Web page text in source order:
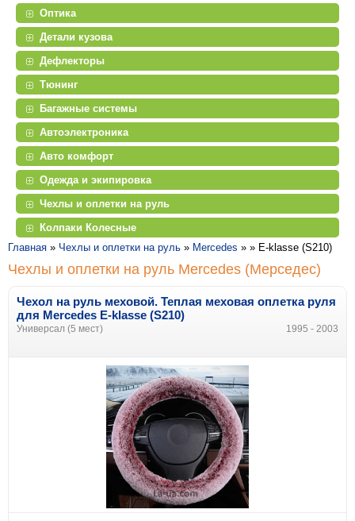
Оптика
Детали кузова
Дефлекторы
Тюнинг
Багажные системы
Автоэлектроника
Авто комфорт
Одежда и экипировка
Чехлы и оплетки на руль
Колпаки Колесные
Главная » Чехлы и оплетки на руль » Mercedes » » E-klasse (S210)
Чехлы и оплетки на руль Mercedes (Мерседес)
Чехол на руль меховой. Теплая меховая оплетка руля
для Mercedes E-klasse (S210)
Универсал (5 мест) 1995 - 2003